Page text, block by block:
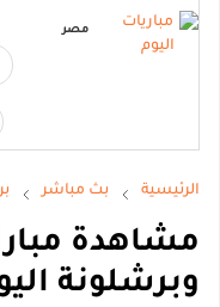
مصر
الرئيسية بث مباشر
مشاهدة
وبرشلونة